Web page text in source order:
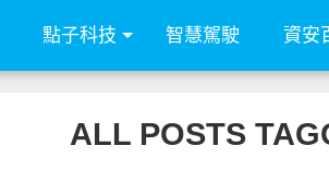
點子科技 智慧駕駛 資安
ALL POSTS